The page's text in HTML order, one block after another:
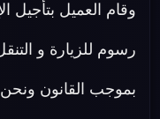
وقام العميل بتأجيل
رسوم للزيارة و
بموجب القانون